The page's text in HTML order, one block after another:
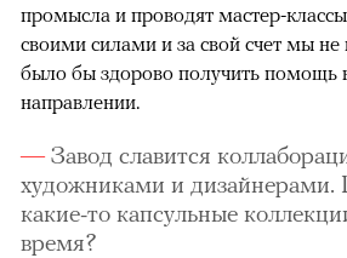
промысла и проводят мастер-
своими силами и за свой счет мы не
было бы здорово получить помощь
направлении.
Завод славится
художниками и дизайнерами.
какие-то капсульные
время?